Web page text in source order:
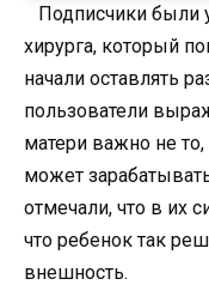
Подписчики были
хирурга, который
начали оставлять
пользователи
матери важно не
может
отмечали, что в их
что ребенок так
внешность.